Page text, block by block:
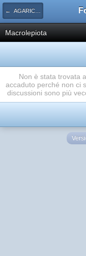
← AGARICACEAE
Macrolepiota
Non è stata trovata
accaduto perché non ci
discussioni sono più